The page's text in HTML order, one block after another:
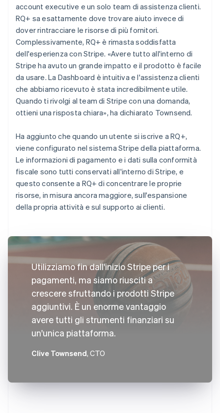
account executive e un solo team di assistenza clienti.
RQ+ sa esattamente dove trovare aiuto invece di
dover rintracciare le risorse di più fornitori.
Complessivamente, RQ+ è rimasta soddisfatta
dell'esperienza con Stripe. «Avere tutto all'interno di
Stripe ha avuto un grande impatto e il prodotto è facile
da usare. La Dashboard è intuitiva e l'assistenza clienti
che abbiamo ricevuto è stata incredibilmente utile.
Quando ti rivolgi al team di Stripe con una domanda,
ottieni una risposta chiara», ha dichiarato Townsend.
Ha aggiunto che quando un utente si iscrive a RQ+,
viene configurato nel sistema Stripe della piattaforma.
Le informazioni di pagamento e i dati sulla conformità
fiscale sono tutti conservati all'interno di Stripe, e
questo consente a RQ+ di concentrare le proprie
risorse, in misura ancora maggiore, sull'espansione
della propria attività e sul supporto ai clienti.
Utilizziamo fin dall'inizio Stripe per i
pagamenti, ma siamo riusciti a
crescere sfruttando i prodotti Stripe
aggiuntivi. È un enorme vantaggio
avere tutti gli strumenti finanziari su
un'unica piattaforma.
Clive Townsend, CTO